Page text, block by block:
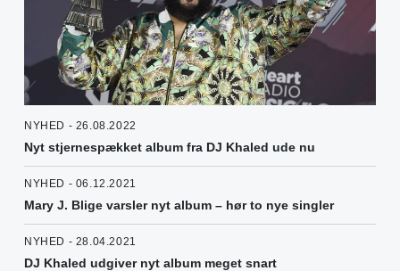
NYHED - 26.08.2022
Nyt stjernespækket album fra DJ Khaled ude nu
NYHED - 06.12.2021
Mary J. Blige varsler nyt album – hør to nye singler
NYHED - 28.04.2021
DJ Khaled udgiver nyt album meget snart